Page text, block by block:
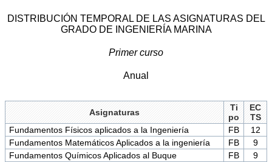
DISTRIBUCIÓN TEMPORAL DE LAS ASIGNATURAS DEL
GRADO DE INGENIERÍA MARINA
Primer curso
Anual
Asignaturas
Ti
po
EC
TS
Fundamentos Físicos aplicados a la Ingeniería
FB
12
Fundamentos Matemáticos Aplicados a la ingeniería
FB
9
Fundamentos Químicos Aplicados al Buque
FB
9